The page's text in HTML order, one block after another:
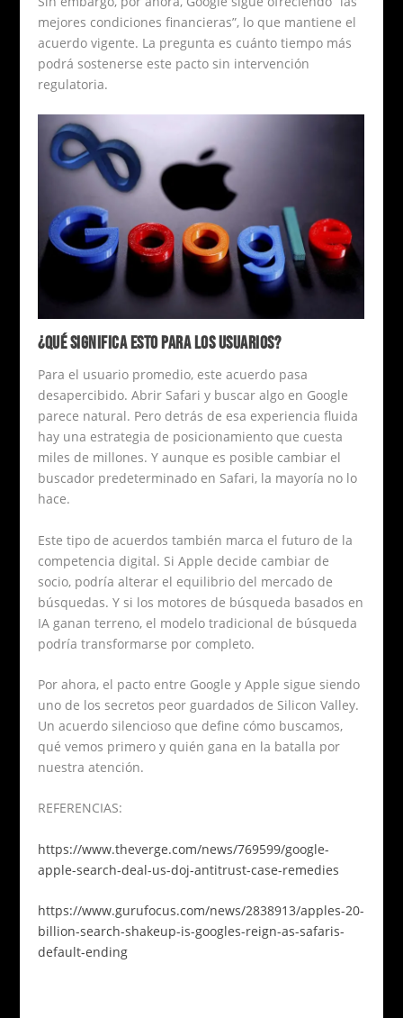
mejores condiciones financieras”, lo que mantiene el
acuerdo vigente. La pregunta es cuánto tiempo más
podrá sostenerse este pacto sin intervención
regulatoria.
¿QUÉ SIGNIFICA ESTO PARA LOS USUARIOS?
Para el usuario promedio, este acuerdo pasa
desapercibido. Abrir Safari y buscar algo en Google
parece natural. Pero detrás de esa experiencia fluida
hay una estrategia de posicionamiento que cuesta
miles de millones. Y aunque es posible cambiar el
buscador predeterminado en Safari, la mayoría no lo
hace.
Este tipo de acuerdos también marca el futuro de la
competencia digital. Si Apple decide cambiar de
socio, podría alterar el equilibrio del mercado de
búsquedas. Y si los motores de búsqueda basados en
IA ganan terreno, el modelo tradicional de búsqueda
podría transformarse por completo.
Por ahora, el pacto entre Google y Apple sigue siendo
uno de los secretos peor guardados de Silicon Valley.
Un acuerdo silencioso que define cómo buscamos,
qué vemos primero y quién gana en la batalla por
nuestra atención.
REFERENCIAS:
https://www.theverge.com/news/769599/google-
apple-search-deal-us-doj-antitrust-case-remedies
https://www.gurufocus.com/news/2838913/apples-20-
billion-search-shakeup-is-googles-reign-as-safaris-
default-ending